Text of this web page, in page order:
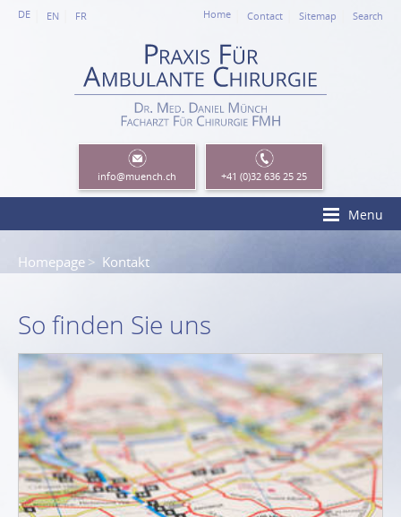
DE EN FR Home Contact Sitemap Search
Menu
Homepage Kontakt
So finden Sie uns
info@muench.ch +41 (0)32 636 25 25